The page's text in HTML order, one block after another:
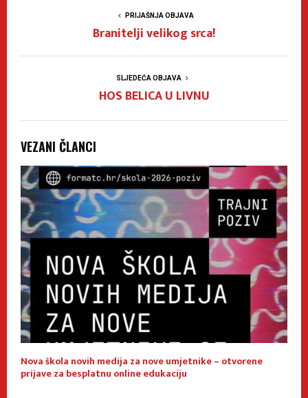
PRIJAŠNJA OBJAVA
Branitelji velikog srca!
SLJEDEĆA OBJAVA
HOS BELICA U LIVNU
VEZANI ČLANCI
Nova škola novih medija za nove umjetnike – otvorene
prijave za besplatnu online edukaciju